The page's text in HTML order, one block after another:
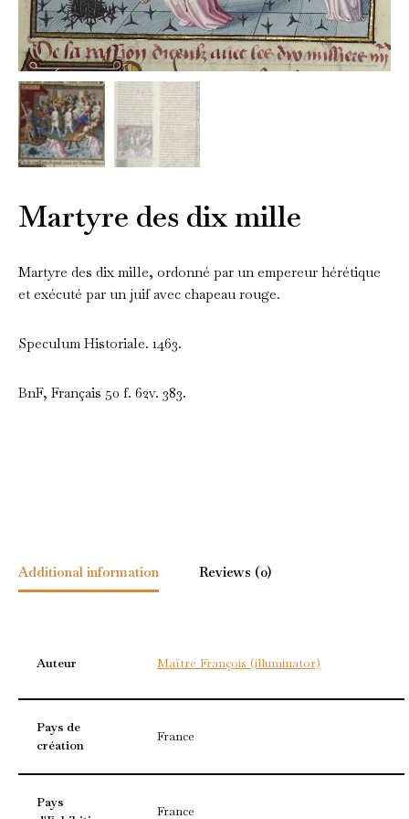
Martyre des dix mille
Martyre des dix mille, ordonné par un empereur hérétique
et exécuté par un juif avec chapeau rouge.
Speculum Historiale. 1463.
BnF, Français 50 f. 62v. 383.
Additional information Reviews (0)
Auteur Maïtre François (illuminator)
Pays de
création
France
Pays
France